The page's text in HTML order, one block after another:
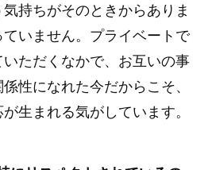
持ちがそのときからありま
ていません。プライベートで
ただくなかで、お互いの事
性になれた今だからこそ、
生まれる気がしています。